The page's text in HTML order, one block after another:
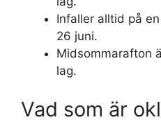
Infaller alltid på
26 juni.
Midsommarafton
lag.
Vad som är